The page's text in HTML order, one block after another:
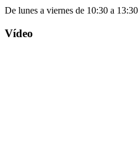
De lunes a viernes de 10:30 a
Vídeo